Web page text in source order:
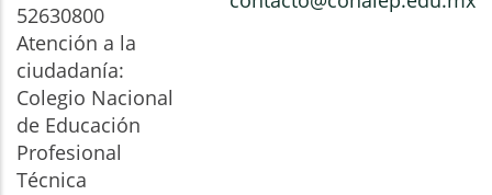
52630800
Atención a la
ciudadanía:
Colegio Nacional
de Educación
Profesional
Técnica